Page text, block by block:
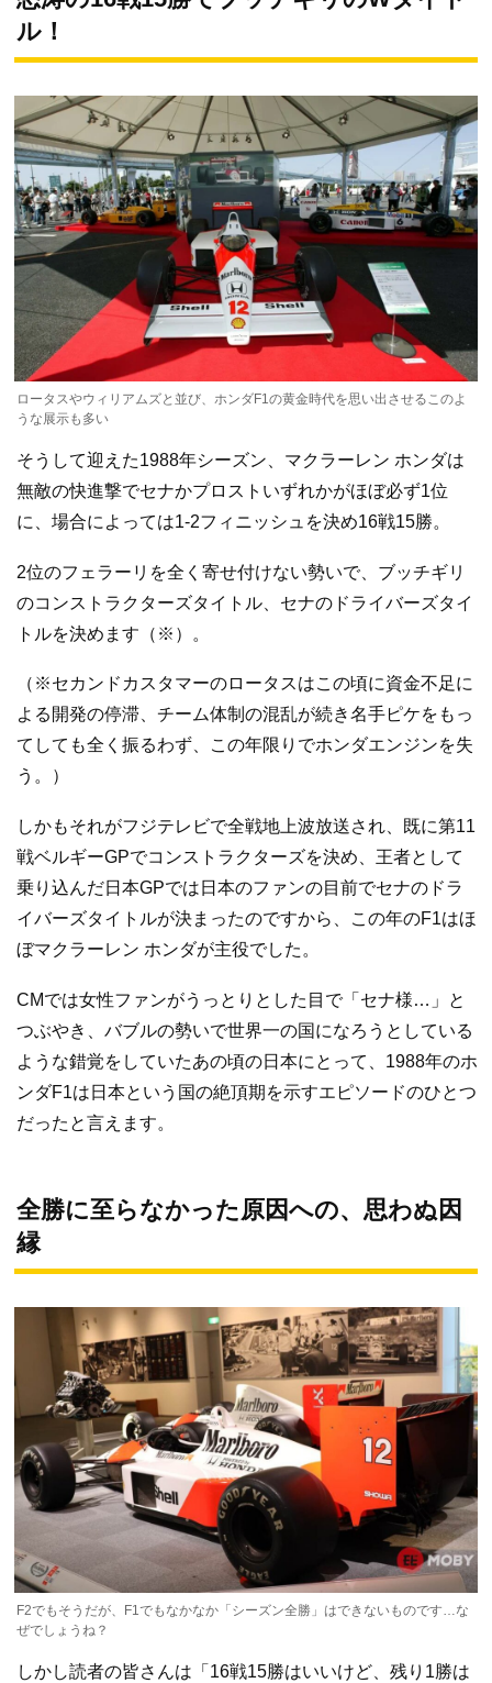
ル！
ロータスやウィリアムズと並び、ホンダF1の黄金時代を思い出させるこのよ
うな展示も多い
そうして迎えた1988年シーズン、マクラーレン ホンダは
無敵の快進撃でセナかプロストいずれかがほぼ必ず1位
に、場合によっては1-2フィニッシュを決め16戦15勝。
2位のフェラーリを全く寄せ付けない勢いで、ブッチギリ
のコンストラクターズタイトル、セナのドライバーズタイ
トルを決めます（※）。
（※セカンドカスタマーのロータスはこの頃に資金不足に
よる開発の停滞、チーム体制の混乱が続き名手ピケをもっ
てしても全く振るわず、この年限りでホンダエンジンを失
う。）
しかもそれがフジテレビで全戦地上波放送され、既に第11
戦ベルギーGPでコンストラクターズを決め、王者として
乗り込んだ日本GPでは日本のファンの目前でセナのドラ
イバーズタイトルが決まったのですから、この年のF1はほ
ぼマクラーレン ホンダが主役でした。
CMでは女性ファンがうっとりとした目で「セナ様…」と
つぶやき、バブルの勢いで世界一の国になろうとしている
ような錯覚をしていたあの頃の日本にとって、1988年のホ
ンダF1は日本という国の絶頂期を示すエピソードのひとつ
だったと言えます。
全勝に至らなかった原因への、思わぬ因
縁
F2でもそうだが、F1でもなかなか「シーズン全勝」はできないものです…な
ぜでしょうね？
しかし読者の皆さんは「16戦15勝はいいけど、残り1勝は